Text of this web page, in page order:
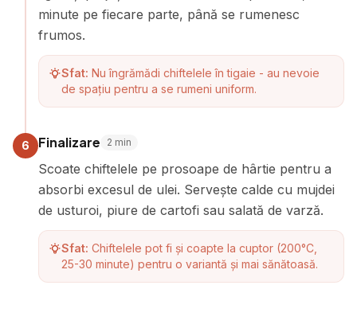
minute pe fiecare parte, până se rumenesc
frumos.
Sfat: Nu îngrămădi chiftelele în tigaie - au nevoie
de spațiu pentru a se rumeni uniform.
6 Finalizare 2 min
Scoate chiftelele pe prosoape de hârtie pentru a
absorbi excesul de ulei. Servește calde cu mujdei
de usturoi, piure de cartofi sau salată de varză.
Sfat: Chiftelele pot fi și coapte la cuptor (200°C,
25-30 minute) pentru o variantă și mai sănătoasă.